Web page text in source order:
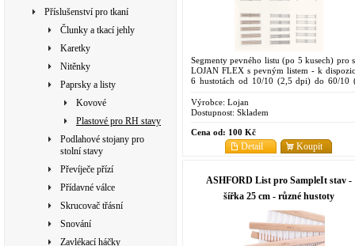
Příslušenství pro tkaní
Člunky a tkací jehly
Karetky
Nitěnky
Paprsky a listy
Kovové
Plastové pro RH stavy
Podlahové stojany pro
stolní stavy
Převíječe přízí
Přídavné válce
Skrucovač třásní
Snování
Zavlékací háčky
Segmenty pevného listu (po 5 kusech) pro
LOJAN FLEX s pevným listem - k
6 hustotách od 10/10 (2,5 dpi) do 60/10
Výrobce: Lojan
Dostupnost: Skladem
Cena od: 100 Kč
Koupit
Detail
ASHFORD List pro SampleIt stav -
šířka 25 cm - různé hustoty